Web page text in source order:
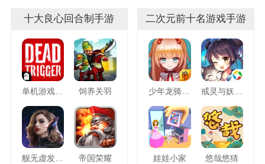
十大良心回合制手游
单机游戏死亡扳机 饲养关羽
舰无虚发暗星 帝国荣耀
二次元前十名游戏手游
娃娃小家 悠哉悠猜